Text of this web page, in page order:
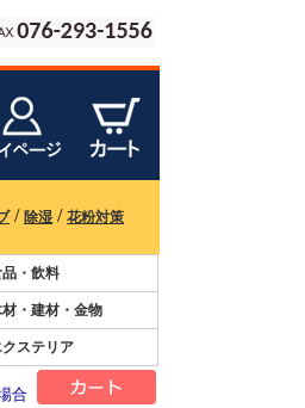
/ 除湿 / 花粉対策
・飲料
・建材・金物
クステリア
合